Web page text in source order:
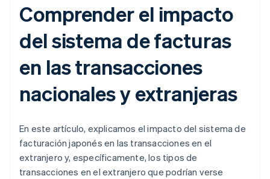
Comprender el impacto
del sistema de facturas
en las transacciones
nacionales y extranjeras
En este artículo, explicamos el impacto del sistema de
facturación japonés en las transacciones en el
extranjero y, específicamente, los tipos de
transacciones en el extranjero que podrían verse